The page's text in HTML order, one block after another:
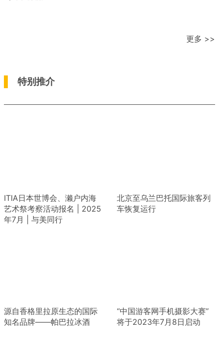
更多 >>
特别推介
ITIA日本世博会、濑户内海
艺术祭考察活动报名 | 2025
年7月 | 与美同行
北京至乌兰巴托国际旅客列
车恢复运行
源自香格里拉原生态的国际
知名品牌——帕巴拉冰酒
“中国游客网手机摄影大赛”
将于2023年7月8日启动